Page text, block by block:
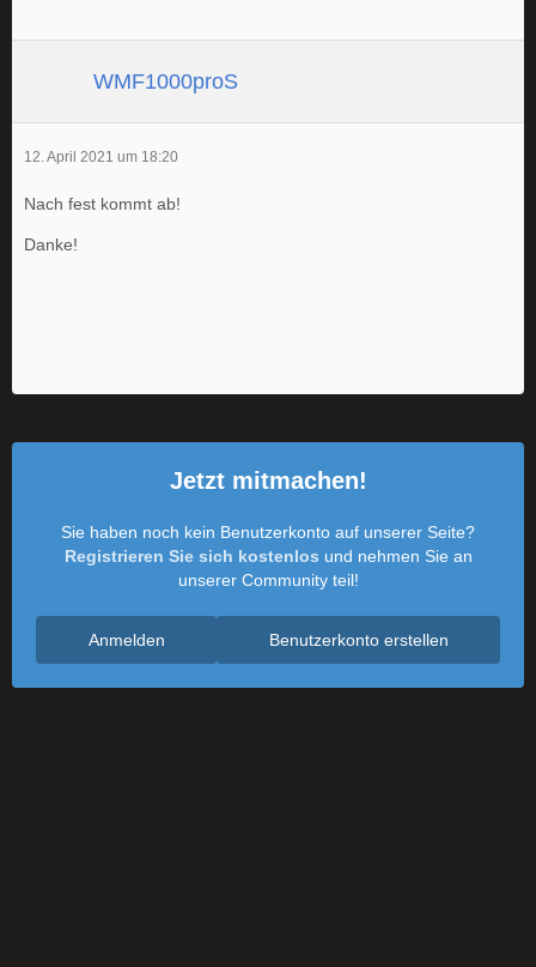
WMF1000proS
12. April 2021 um 18:20
Nach fest kommt ab!
Danke!
Jetzt mitmachen!
Sie haben noch kein Benutzerkonto auf unserer Seite?
Registrieren Sie sich kostenlos und nehmen Sie an
unserer Community teil!
Benutzerkonto erstellen
Anmelden